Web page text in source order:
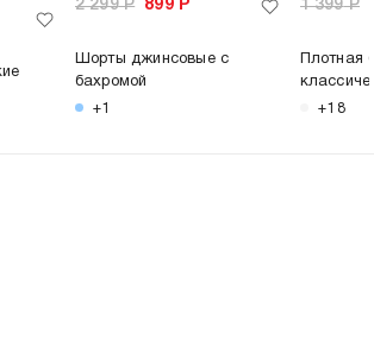
2 299Р 899Р
Шорты джинсовые с
бахромой
+1
1 399Р
Плотная
+18